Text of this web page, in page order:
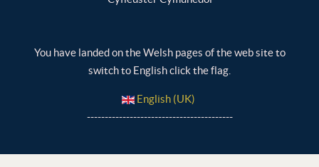
You have landed on the Welsh pages of the web site to
switch to English click the flag.
English (UK)
-----------------------------------------